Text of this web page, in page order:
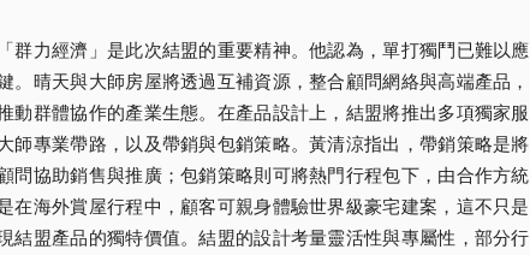
群力經濟」是此次結盟的重要精神。他認為，單打獨鬥已難以應
。晴天與大師房屋將透過互補資源，整合顧問網絡與高端產品，
動群體協作的產業生態。在產品設計上，結盟將推出多項獨家服
師專業帶路，以及帶銷與包銷策略。黃清涼指出，帶銷策略是將
問協助銷售與推廣；包銷策略則可將熱門行程包下，由合作方統
在海外賞屋行程中，顧客可親身體驗世界級豪宅建案，這不只是
結盟產品的獨特價值。結盟的設計考量靈活性與專屬性，部分行